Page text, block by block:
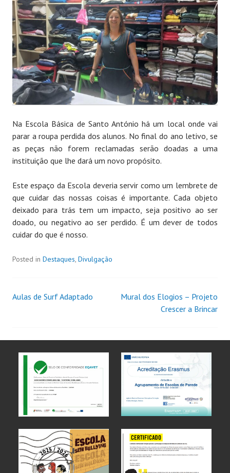
Na Escola Básica de Santo António há um local onde vai
parar a roupa perdida dos alunos. No final do ano letivo, se
as peças não forem reclamadas serão doadas a uma
instituição que lhe dará um novo propósito.
Este espaço da Escola deveria servir como um lembrete de
que cuidar das nossas coisas é importante. Cada objeto
deixado para trás tem um impacto, seja positivo ao ser
doado, ou negativo ao ser perdido. É um dever de todos
cuidar do que é nosso.
Posted in Destaques, Divulgação
Aulas de Surf Adaptado
Mural dos Elogios – Projeto
Crescer a Brincar